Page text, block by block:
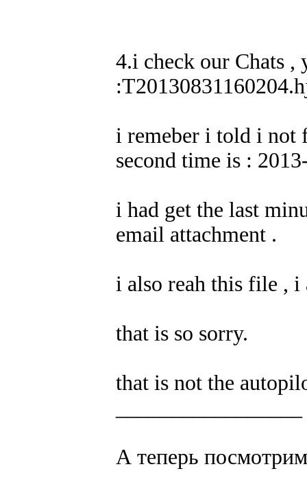
4.i check our Chats ,
i remeber i told i not
second time is :
i had get the last
email attachment .
i also reah this file , i
that is so sorry.
that is not the
А теперь